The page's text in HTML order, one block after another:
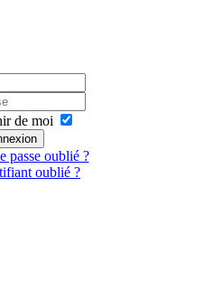
de moi
passe oublié ?
oublié ?